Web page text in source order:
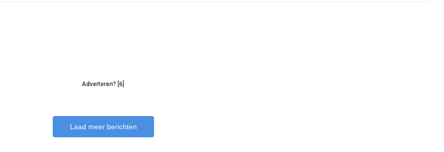
Adverteren? [6]
Laad meer berichten